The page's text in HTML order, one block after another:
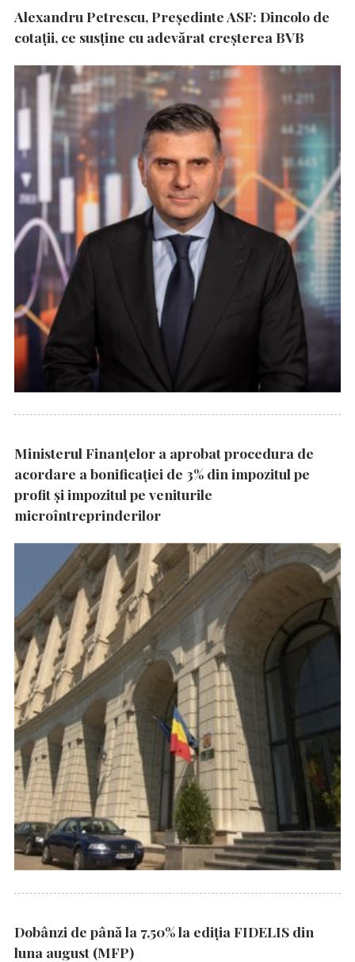
Alexandru Petrescu, Președinte ASF: Dincolo de
cotații, ce susține cu adevărat creșterea BVB
Ministerul Finanțelor a aprobat procedura de
acordare a bonificației de 3% din impozitul pe
profit și impozitul pe veniturile
microîntreprinderilor
Dobânzi de până la 7,50% la ediția FIDELIS din
luna august (MFP)